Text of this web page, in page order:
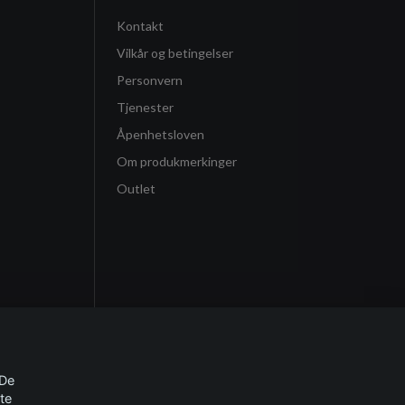
Kontakt
Vilkår og betingelser
Personvern
Tjenester
Åpenhetsloven
Om produkmerkinger
Outlet